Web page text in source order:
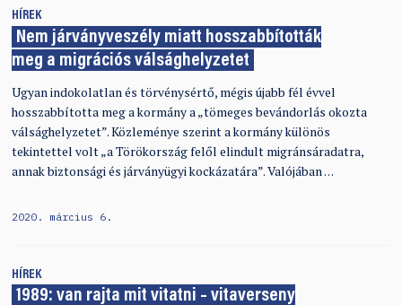
HÍREK
Nem járványveszély miatt hosszabbították
meg a migrációs válsághelyzetet
Ugyan indokolatlan és törvénysértő, mégis újabb fél évvel
hosszabbította meg a kormány a „tömeges bevándorlás okozta
válsághelyzetet”. Közleménye szerint a kormány különös
tekintettel volt „a Törökország felől elindult migránsáradatra,
annak biztonsági és járványügyi kockázatára”. Valójában …
2020. március 6.
HÍREK
1989: van rajta mit vitatni – vitaverseny